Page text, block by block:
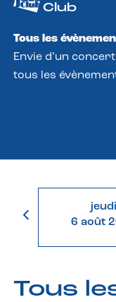
Club
Tous les
Envie d’un
tous les
jeudi
6 août
Tous